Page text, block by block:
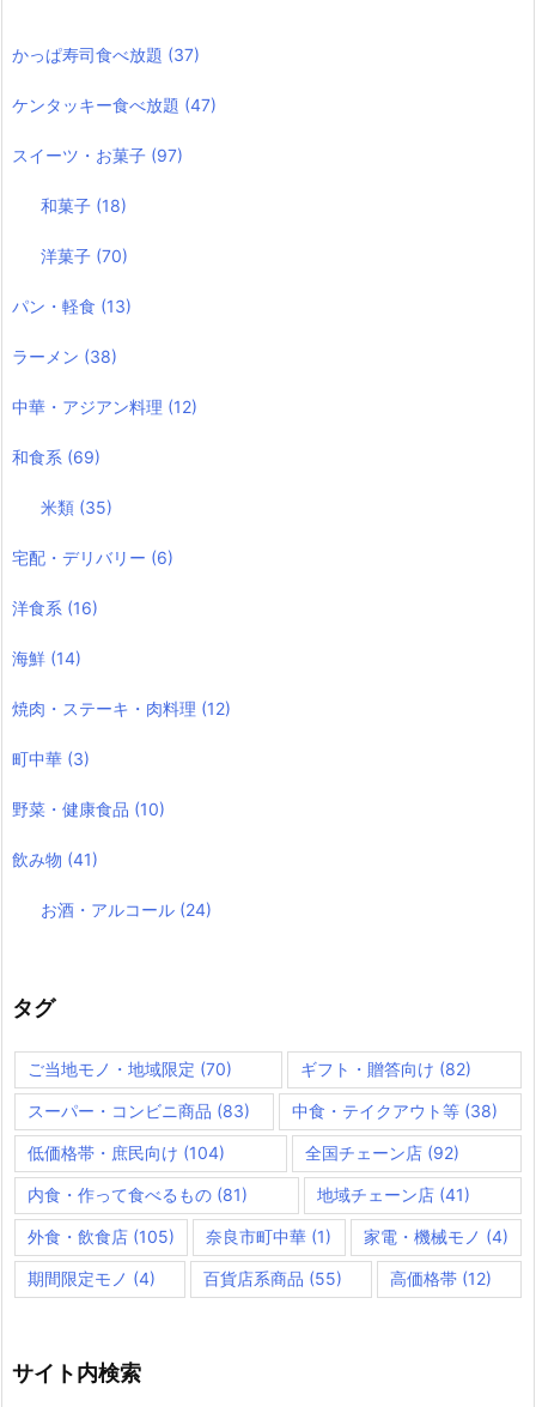
かっぱ寿司食べ放題 (37)
ケンタッキー食べ放題 (47)
スイーツ・お菓子 (97)
和菓子 (18)
洋菓子 (70)
パン・軽食 (13)
ラーメン (38)
中華・アジアン料理 (12)
和食系 (69)
米類 (35)
宅配・デリバリー (6)
洋食系 (16)
海鮮 (14)
焼肉・ステーキ・肉料理 (12)
町中華 (3)
野菜・健康食品 (10)
飲み物 (41)
お酒・アルコール (24)
タグ
ご当地モノ・地域限定 (70) ギフト・贈答向け (82)
スーパー・コンビニ商品 (83) 中食・テイクアウト等 (38)
低価格帯・庶民向け (104) 全国チェーン店 (92)
内食・作って食べるもの (81) 地域チェーン店 (41)
外食・飲食店 (105) 奈良市町中華 (1) 家電・機械モノ (4)
期間限定モノ (4) 百貨店系商品 (55) 高価格帯 (12)
サイト内検索